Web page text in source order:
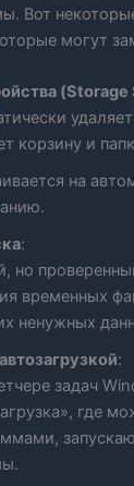
Вот
могут
(Storage
корзину и
на
:
но
временных
ненужных
:
задач
где